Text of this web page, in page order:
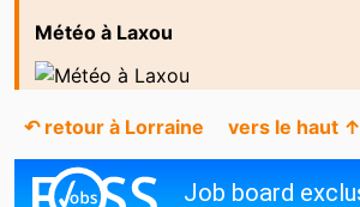
Météo à Laxou
↶ retour à Lorraine vers le haut ↑